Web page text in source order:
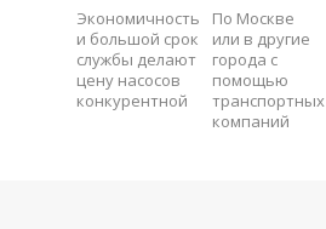
Экономичность
и большой срок
службы делают
цену насосов
конкурентной
По Москве
или в другие
города с
помощью
транспортных
компаний